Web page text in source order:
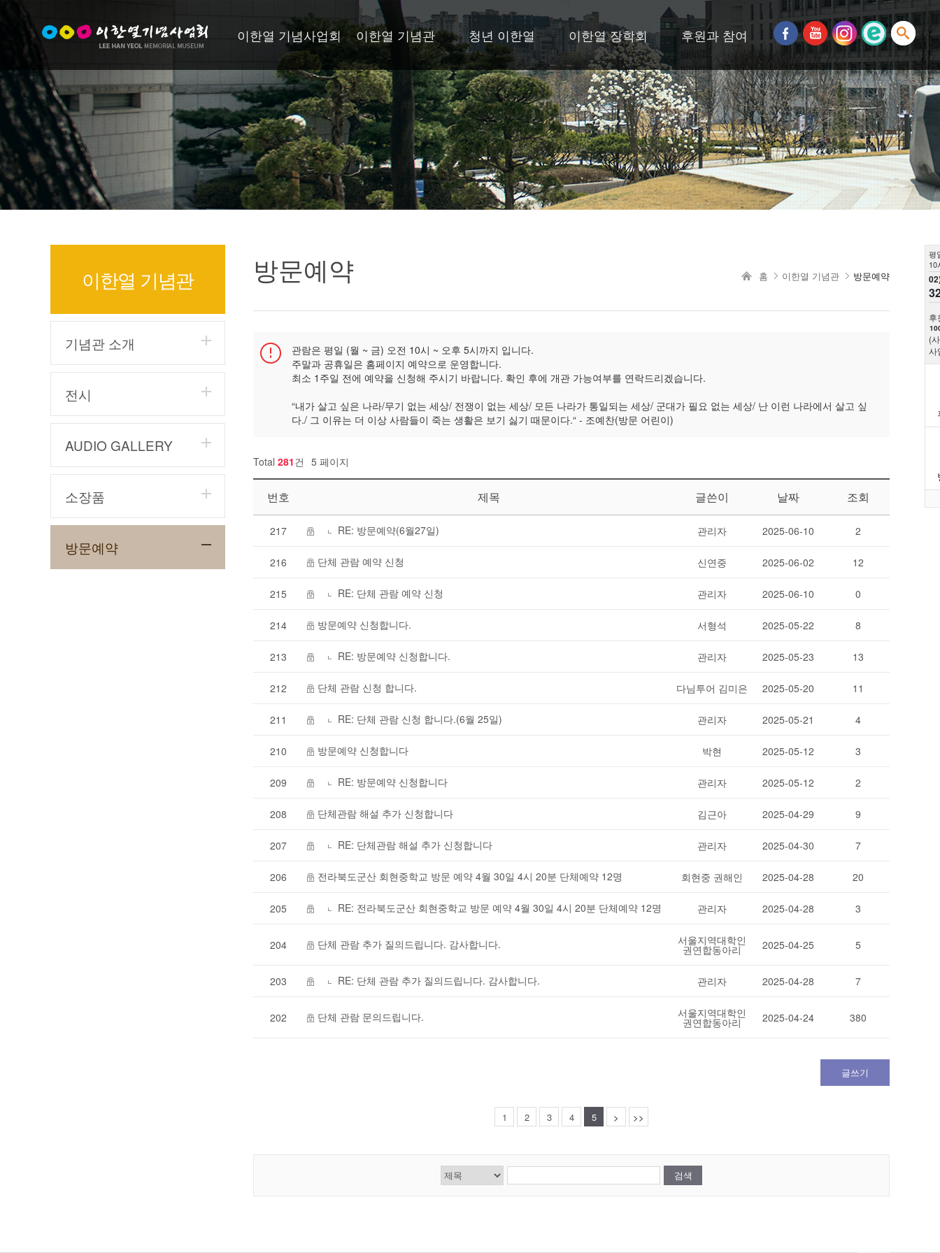
평
10
후
(
사
이한열 기념사업회 이한열 기념관 청년 이한열 이한열 장학회 후원과 참여
이한열 기념관
기념관 소개
전시
AUDIO GALLERY
소장품
방문예약
방문예약 홈 이한열 기념관 방문예약
관람은 평일 (월 ~ 금) 오전 10시 ~ 오후 5시까지 입니다.
주말과 공휴일은 홈페이지 예약으로 운영합니다.
최소 1주일 전에 예약을 신청해 주시기 바랍니다. 확인 후에 개관 가능여부를 연락드리겠습니다.
“내가 살고 싶은 나라/무기 없는 세상/ 전쟁이 없는 세상/ 모든 나라가 통일되는 세상/ 군대가 필요 없는 세상/ 난 이런 나라에서 살고 싶
다./ 그 이유는 더 이상 사람들이 죽는 생활은 보기 싫기 때문이다.“ - 조예찬(방문 어린이)
Total 281건 5 페이지
번호 제목 글쓴이 날짜 조회
217 RE: 방문예약(6월27일) 관리자 2025-06-10 2
216 단체 관람 예약 신청 신연중 2025-06-02 12
215 RE: 단체 관람 예약 신청 관리자 2025-06-10 0
214 방문예약 신청합니다. 서형석 2025-05-22 8
213 RE: 방문예약 신청합니다. 관리자 2025-05-23 13
212 단체 관람 신청 합니다. 다님투어 김미은 2025-05-20 11
211 RE: 단체 관람 신청 합니다.(6월 25일) 관리자 2025-05-21 4
210 방문예약 신청합니다 박현 2025-05-12 3
209 RE: 방문예약 신청합니다 관리자 2025-05-12 2
208 단체관람 해설 추가 신청합니다 김근아 2025-04-29 9
207 RE: 단체관람 해설 추가 신청합니다 관리자 2025-04-30 7
206 전라북도군산 회현중학교 방문 예약 4월 30일 4시 20분 단체예약 12명 회현중 권해인 2025-04-28 20
205 RE: 전라북도군산 회현중학교 방문 예약 4월 30일 4시 20분 단체예약 12명 관리자 2025-04-28 3
204 단체 관람 추가 질의드립니다. 감사합니다. 서울지역대학인
권연합동아리 2025-04-25 5
203 RE: 단체 관람 추가 질의드립니다. 감사합니다. 관리자 2025-04-28 7
202 단체 관람 문의드립니다. 서울지역대학인
권연합동아리 2025-04-24 380
글쓰기
1 2 3 4 5 > >>